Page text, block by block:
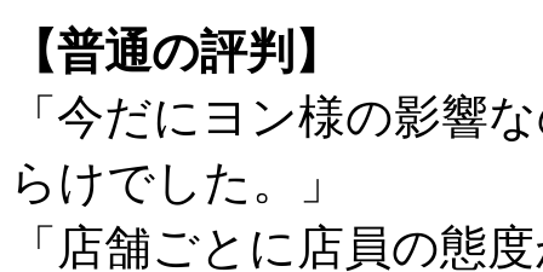
【普通の評判】
「今だにヨン様の影響
らけでした。」
「店舗ごとに店員の態